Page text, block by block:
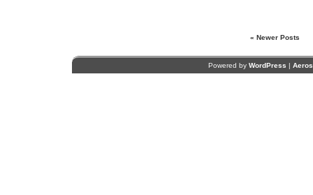
« Newer Posts
Powered by WordPress |